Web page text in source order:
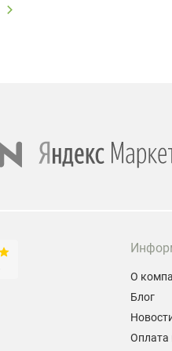
О
Блог
Оплата